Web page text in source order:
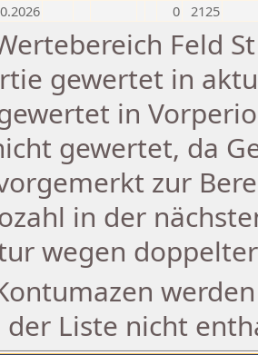
0 2125
Feld
gewertet in
in
gewertet, da
zur
in der
wegen
der Liste nicht